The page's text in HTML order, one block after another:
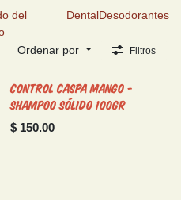
del
DentalDesodorantes
Ordenar por Filtros
Control Caspa Mango -
Shampoo Sólido 100gr
$ 150.00